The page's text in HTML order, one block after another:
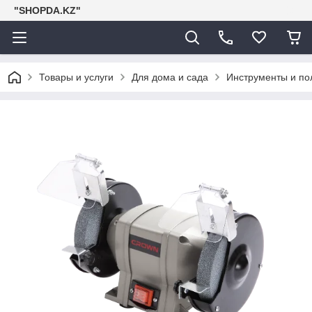
"SHOPDA.KZ"
Товары и услуги Для дома и сада Инструменты и